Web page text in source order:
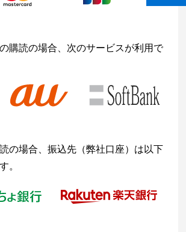
購読の場合、次のサービスが利用で
の場合、振込先（弊社口座）は以下
。